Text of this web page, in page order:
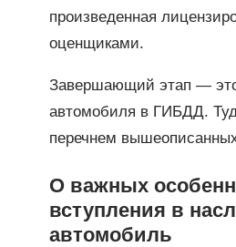
произведенная
оценщиками.
Завершающий этап —
автомобиля в ГИБДД.
перечнем
О важных
вступления в
автомобиль